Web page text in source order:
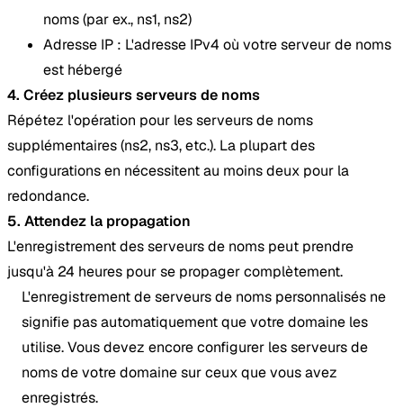
noms (par ex., ns1, ns2)
Adresse IP : L'adresse IPv4 où votre serveur de noms
est hébergé
4. Créez plusieurs serveurs de noms
Répétez l'opération pour les serveurs de noms
supplémentaires (ns2, ns3, etc.). La plupart des
configurations en nécessitent au moins deux pour la
redondance.
5. Attendez la propagation
L'enregistrement des serveurs de noms peut prendre
jusqu'à 24 heures pour se propager complètement.
L'enregistrement de serveurs de noms personnalisés ne
signifie pas automatiquement que votre domaine les
utilise. Vous devez encore configurer les serveurs de
noms de votre domaine sur ceux que vous avez
enregistrés.